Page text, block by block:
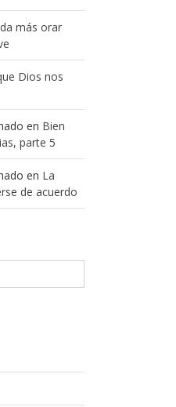
más orar
Dios nos
en Bien
parte 5
en La
de acuerdo